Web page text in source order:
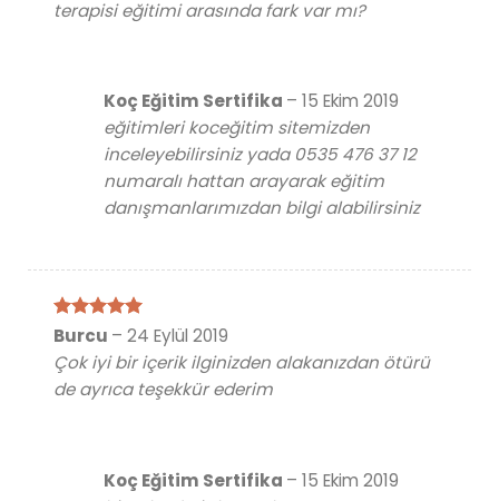
terapisi eğitimi arasında fark var mı?
Koç Eğitim Sertifika – 15 Ekim 2019
eğitimleri koceğitim sitemizden
inceleyebilirsiniz yada 0535 476 37 12
numaralı hattan arayarak eğitim
danışmanlarımızdan bilgi alabilirsiniz
5 üzerinden
Burcu – 24 Eylül 2019
Çok iyi bir içerik ilginizden alakanızdan ötürü
de ayrıca teşekkür ederim
Koç Eğitim Sertifika – 15 Ekim 2019